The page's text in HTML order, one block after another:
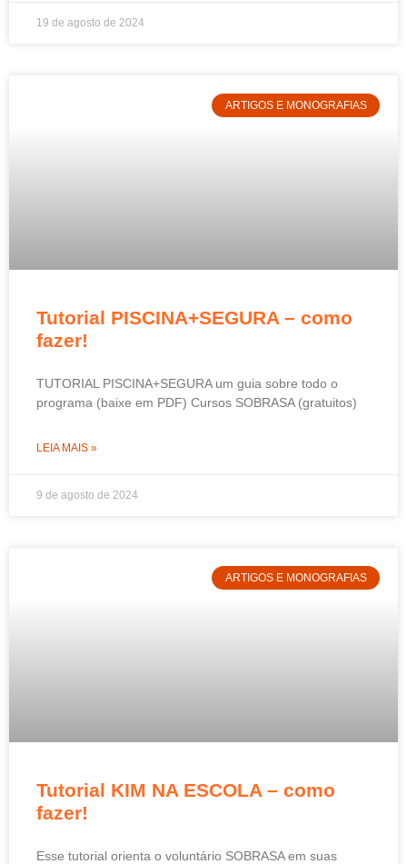
19 de agosto de 2024
ARTIGOS E MONOGRAFIAS
Tutorial PISCINA+SEGURA – como
fazer!
TUTORIAL PISCINA+SEGURA um guia sobre todo o
programa (baixe em PDF) Cursos SOBRASA (gratuitos)
LEIA MAIS »
9 de agosto de 2024
ARTIGOS E MONOGRAFIAS
Tutorial KIM NA ESCOLA – como
fazer!
Esse tutorial orienta o voluntário SOBRASA em suas